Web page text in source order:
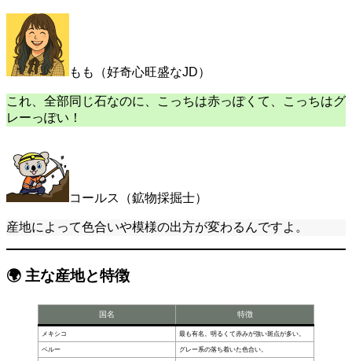
もも（好奇心旺盛なJD）
これ、全部同じ石なのに、こっちは赤っぽくて、こっちはグ
レーっぽい！
コールス（鉱物採掘士）
産地によって色合いや模様の出方が変わるんですよ。
🌍 主な産地と特徴
国名 特徴
メキシコ 最も有名。明るくて赤みが強い斑点が多い。
ペルー グレー系の落ち着いた色合い。